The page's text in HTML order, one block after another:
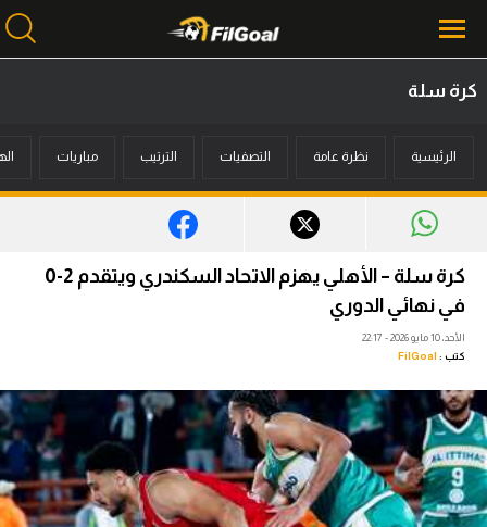
أخبار
ميركاتو
فانتازي في الجول
مسابقة التوقعات
فيديوهات
عدسات
آراء حرة
كرة سلة
الرئيسية نظرة عامة التصفيات الترتيب مباريات
كرة سلة – الأهلي يهزم الاتحاد السكندري ويتقدم 2-0
في نهائي الدوري
الأحد، 10 مايو 2026 - 22:17
كتب : FilGoal